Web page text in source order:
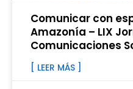
Comunicar con
Amazonía – LIX
Comunicaciones
[ LEER MÁS ]